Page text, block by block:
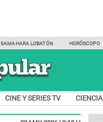
SAMAHARA LOBATÓN HORÓSCOPO
CINE Y SERIES TV CIENCIA